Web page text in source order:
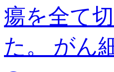
瘍を全て
た。 がん